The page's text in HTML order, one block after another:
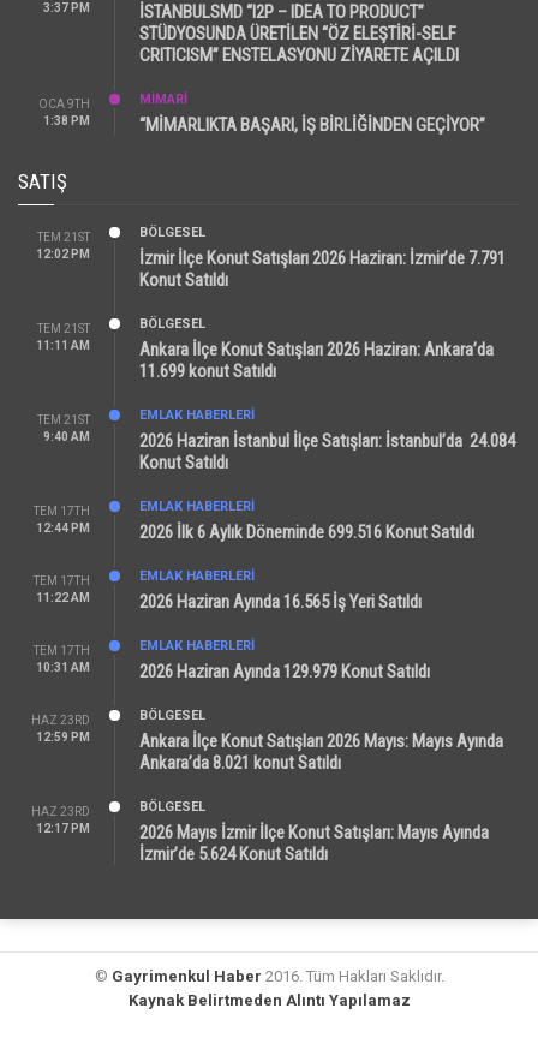
3:37 PM
İSTANBULSMD “I2P – IDEA TO PRODUCT”
STÜDYOSUNDA ÜRETİLEN “ÖZ ELEŞTİRİ-SELF
CRITICISM” ENSTELASYONU ZİYARETE AÇILDI
OCA 9TH
1:38 PM
MİMARİ
“MİMARLIKTA BAŞARI, İŞ BİRLİĞİNDEN GEÇİYOR”
SATIŞ
TEM 21ST
12:02 PM
BÖLGESEL
İzmir İlçe Konut Satışları 2026 Haziran: İzmir’de 7.791
Konut Satıldı
TEM 21ST
11:11 AM
BÖLGESEL
Ankara İlçe Konut Satışları 2026 Haziran: Ankara’da
11.699 konut Satıldı
TEM 21ST
9:40 AM
EMLAK HABERLERI
2026 Haziran İstanbul İlçe Satışları: İstanbul’da 24.084
Konut Satıldı
TEM 17TH
12:44 PM
EMLAK HABERLERI
2026 İlk 6 Aylık Döneminde 699.516 Konut Satıldı
TEM 17TH
11:22 AM
EMLAK HABERLERI
2026 Haziran Ayında 16.565 İş Yeri Satıldı
TEM 17TH
10:31 AM
EMLAK HABERLERI
2026 Haziran Ayında 129.979 Konut Satıldı
HAZ 23RD
12:59 PM
BÖLGESEL
Ankara İlçe Konut Satışları 2026 Mayıs: Mayıs Ayında
Ankara’da 8.021 konut Satıldı
HAZ 23RD
12:17 PM
BÖLGESEL
2026 Mayıs İzmir İlçe Konut Satışları: Mayıs Ayında
İzmir’de 5.624 Konut Satıldı
© Gayrimenkul Haber 2016. Tüm Hakları Saklıdır.
Kaynak Belirtmeden Alıntı Yapılamaz